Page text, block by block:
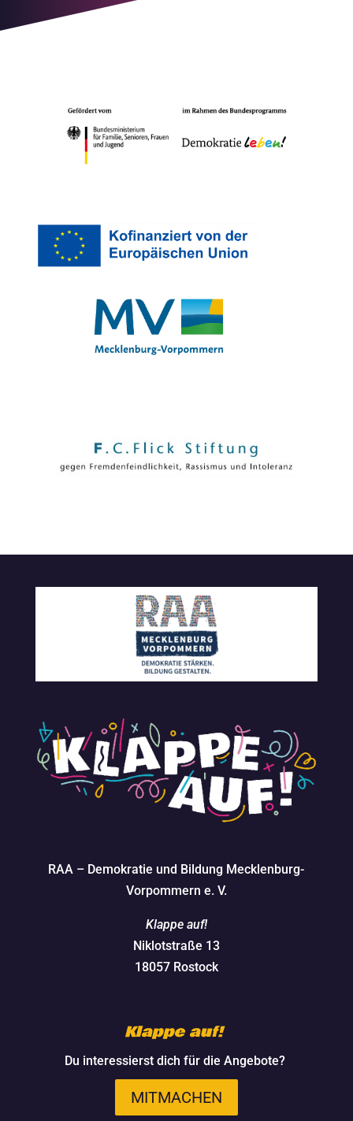
RAA – Demokratie und Bildung Mecklenburg-
Vorpommern e. V.
Klappe auf!
Niklotstraße 13
18057 Rostock
Klappe auf!
Du interessierst dich für die Angebote?
MITMACHEN